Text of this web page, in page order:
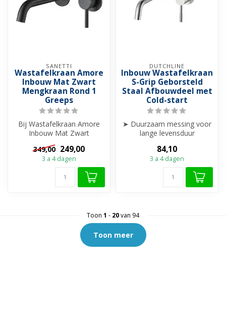
SANETTI
Wastafelkraan Amore
Inbouw Mat Zwart
Mengkraan Rond 1
Greeps
Bij Wastafelkraan Amore
Inbouw Mat Zwart
Mengkraan Rond 1 Greeps
worden een mat ...
349,00 249,00
3 a 4 dagen
DUTCHLINE
Inbouw Wastafelkraan
S-Grip Geborsteld
Staal Afbouwdeel met
Cold-start
➤ Duurzaam messing voor
lange levensduur
start inbouwd...
84,10
3 a 4 dagen
Toon 1 - 20van 94
Toon meer